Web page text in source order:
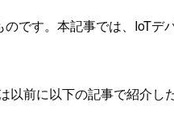
です。本記事では、IoT
前に以下の記事で紹介